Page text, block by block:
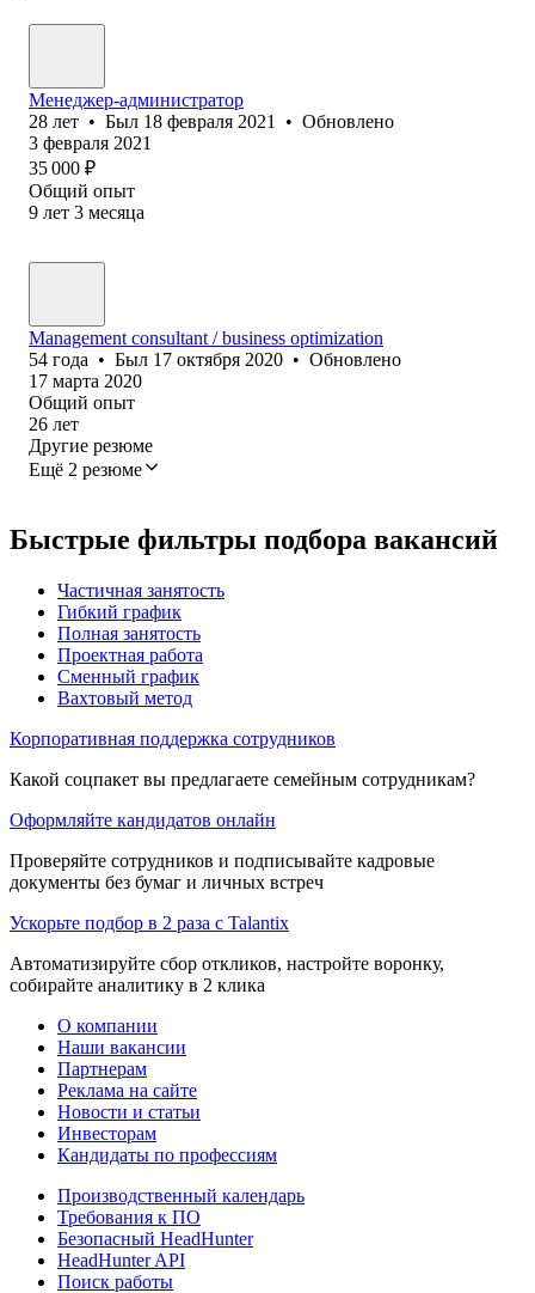
Менеджер-администратор
28 лет • Был 18 февраля 2021 • Обновлено
3 февраля 2021
35 000 ₽
Общий опыт
9 лет 3 месяца
Management consultant / business optimization
54 года • Был 17 октября 2020 • Обновлено
17 марта 2020
Общий опыт
26 лет
Другие резюме
Ещё 2 резюме
Быстрые фильтры подбора вакансий
Частичная занятость
Гибкий график
Полная занятость
Проектная работа
Сменный график
Вахтовый метод
Корпоративная поддержка сотрудников
Какой соцпакет вы предлагаете семейным сотрудникам?
Оформляйте кандидатов онлайн
Проверяйте сотрудников и подписывайте кадровые
документы без бумаг и личных встреч
Ускорьте подбор в 2 раза с Talantix
Автоматизируйте сбор откликов, настройте воронку,
собирайте аналитику в 2 клика
О компании
Наши вакансии
Партнерам
Реклама на сайте
Новости и статьи
Инвесторам
Кандидаты по профессиям
Производственный календарь
Требования к ПО
Безопасный HeadHunter
HeadHunter API
Поиск работы